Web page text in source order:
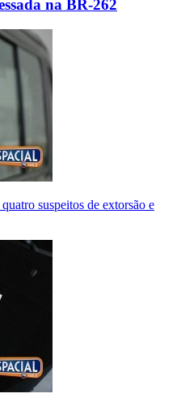
na BR-262
suspeitos de extorsão e